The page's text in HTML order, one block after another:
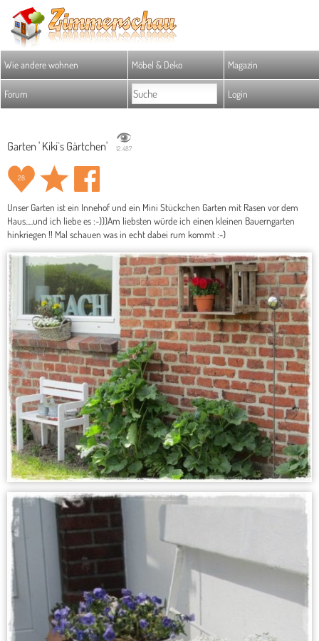
Wie andere wohnen Möbel & Deko Magazin
Forum Login
Garten ' Kiki`s Gärtchen' 12.487
28
Unser Garten ist ein Innehof und ein Mini Stückchen Garten mit Rasen vor dem
Haus.....und ich liebe es :-)))Am liebsten würde ich einen kleinen Bauerngarten
hinkriegen !! Mal schauen was in echt dabei rum kommt :-)